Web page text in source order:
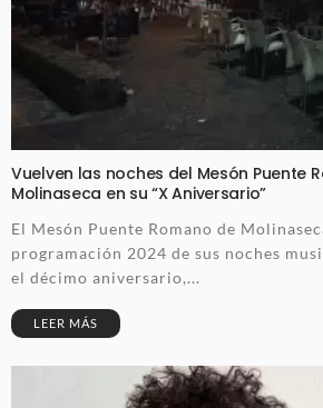
Vuelven las noches del Mesón Puente
Molinaseca en su “X Aniversario”
El Mesón Puente Romano de
programación 2024 de sus noches
el décimo aniversario,...
LEER MÁS